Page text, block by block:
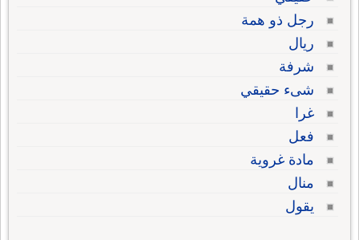
رجل ذو همة
ريال
شرفة
شىء حقيقي
غرا
فعل
مادة غروية
منال
يقول